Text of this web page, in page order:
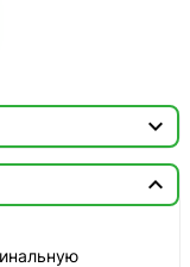

